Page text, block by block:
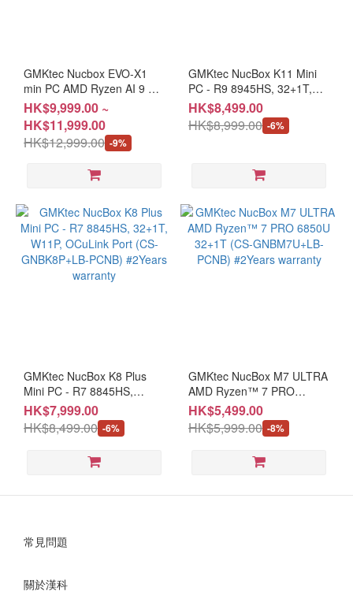
Ryzen
5 (1)
GMKtec Nucbox EVO-X1
min PC AMD Ryzen AI 9 HX
370, 32 / 64 + 1T, W11P
(CS-GEVOX1 / CS-
GEVOX1V + LB-PCNB) #2
years warranty
HK$9,999.00 ~
HK$11,999.00
HK$12,999.00 -9%
GMKtec NucBox K11 Mini
PC - R9 8945HS, 32+1T,
W11P, OCuLink Port (CS-
GNBK11+LB-PCNB)
#2Years warranty
HK$8,499.00
HK$8,999.00 -6%
GMKtec NucBox K8 Plus
Mini PC - R7 8845HS,
32+1T, W11P, OCuLink Port
(CS-GNBK8P+LB-PCNB)
#2Years warranty
HK$7,999.00
HK$8,499.00 -6%
GMKtec NucBox M7 ULTRA
AMD Ryzen™ 7 PRO
6850U 32+1T (CS-
GNBM7U+LB-PCNB)
#2Years warranty
HK$5,499.00
HK$5,999.00 -8%
常見問題
關於漢科